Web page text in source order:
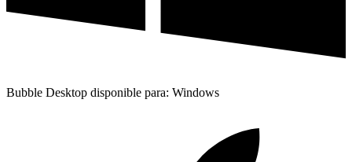
Bubble Desktop disponible para: Windows